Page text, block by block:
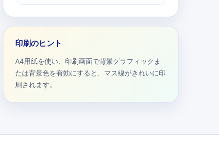
印刷のヒント
A4用紙を使い、印刷画面で背景グラフィックま
たは背景色を有効にすると、マス線がきれいに印
刷されます。